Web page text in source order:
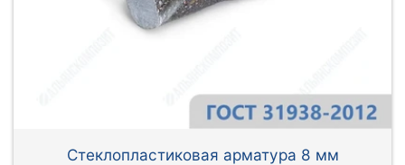
Стеклопластиковая арматура 8 мм